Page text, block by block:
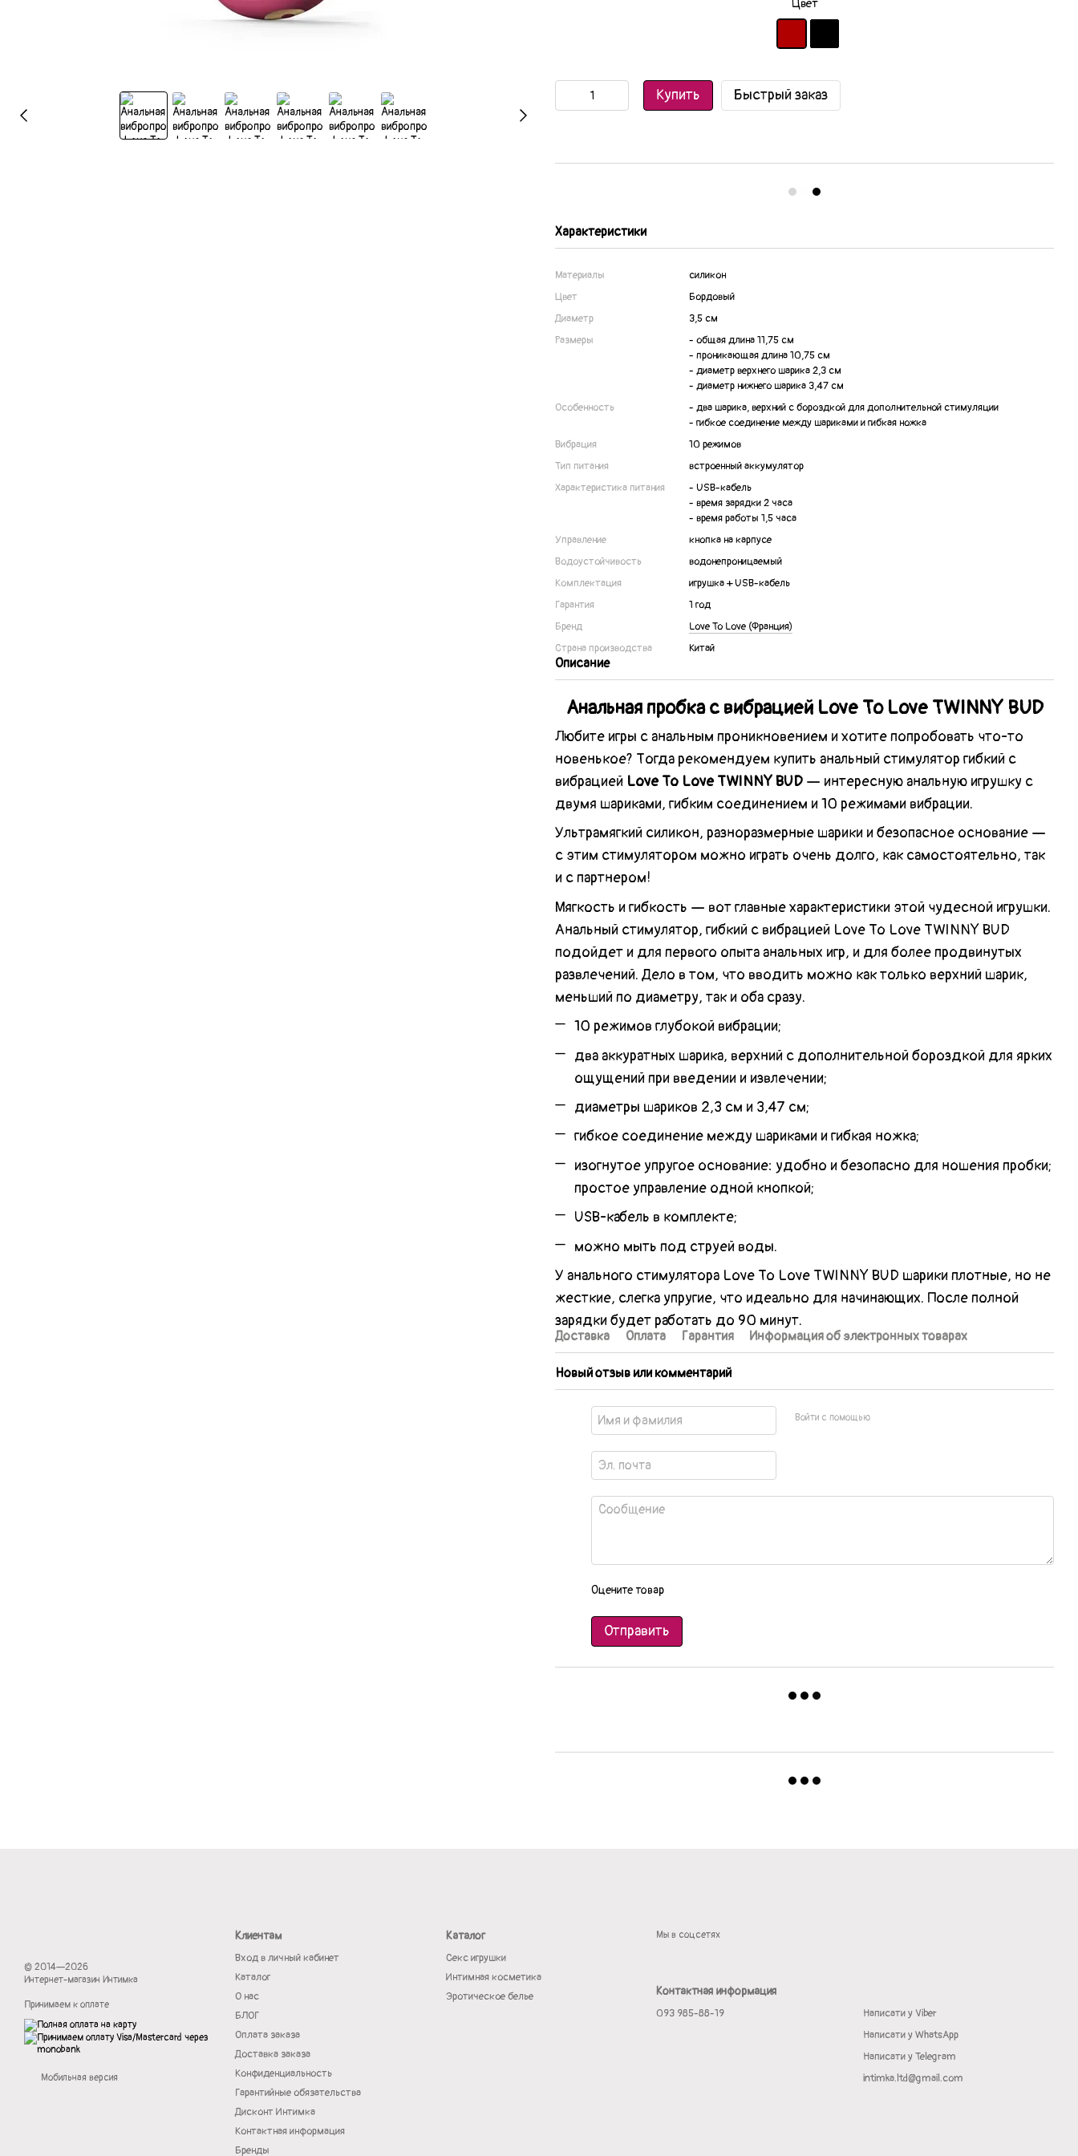
Цвет
Купить Быстрый заказ
Характеристики
Материалы
силикон
Цвет
Бордовый
Диаметр
3,5 см
Размеры
- общая длина 11,75 см
- проникающая длина 10,75 см
- диаметр верхнего шарика 2,3 см
- диаметр нижнего шарика 3,47 см
Особенность
- два шарика, верхний с бороздкой для дополнительной стимуляции
- гибкое соединение между шариками и гибкая ножка
Вибрация
10 режимов
Тип питания
встроенный аккумулятор
Характеристика питания
- USB-кабель
- время зарядки 2 часа
- время работы 1,5 часа
Управление
кнопка на карпусе
Водоустойчивость
водонепроницаемый
Комплектация
игрушка + USB-кабель
Гарантия
1 год
Бренд
Love To Love (Франция)
Страна производства
Китай
Описание
Анальная пробка с вибрацией Love To Love TWINNY BUD
Любите игры с анальным проникновением и хотите попробовать что-то
новенькое? Тогда рекомендуем купить анальный стимулятор гибкий с
вибрацией Love To Love TWINNY BUD — интересную анальную игрушку с
двумя шариками, гибким соединением и 10 режимами вибрации.
Ультрамягкий силикон, разноразмерные шарики и безопасное основание —
с этим стимулятором можно играть очень долго, как самостоятельно, так
и с партнером!
Мягкость и гибкость — вот главные характеристики этой чудесной игрушки.
Анальный стимулятор, гибкий с вибрацией Love To Love TWINNY BUD
подойдет и для первого опыта анальных игр, и для более продвинутых
развлечений. Дело в том, что вводить можно как только верхний шарик,
меньший по диаметру, так и оба сразу.
10 режимов глубокой вибрации;
два аккуратных шарика, верхний с дополнительной бороздкой для ярких
ощущений при введении и извлечении;
диаметры шариков 2,3 см и 3,47 см;
гибкое соединение между шариками и гибкая ножка;
изогнутое упругое основание: удобно и безопасно для ношения пробки;
простое управление одной кнопкой;
USB-кабель в комплекте;
можно мыть под струей воды.
У анального стимулятора Love To Love TWINNY BUD шарики плотные, но не
жесткие, слегка упругие, что идеально для начинающих. После полной
зарядки будет работать до 90 минут.
Доставка Оплата Гарантия Информация об электронных товарах
Новый отзыв или комментарий
Войти с помощью
Оцените товар
Отправить
© 2014—2026
Интернет-магазин Интимка
Принимаем к оплате
Мобильная версия
Клиентам
Вход в личный кабинет
Каталог
О нас
БЛОГ
Оплата заказа
Доставка заказа
Конфиденциальность
Гарантийные обязательства
Дисконт Интимка
Контактная информация
Бренды
Каталог
Секс игрушки
Интимная косметика
Эротическое белье
Мы в соцсетях
Контактная информация
093 985-88-19
Написати у Viber
Написати у WhatsApp
Написати у Telegram
intimka.ltd@gmail.com